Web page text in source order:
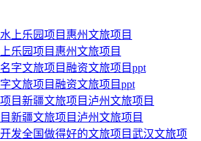
乐园项目惠州文旅项目
文旅项目融资文旅项目ppt
新疆文旅项目泸州文旅项目